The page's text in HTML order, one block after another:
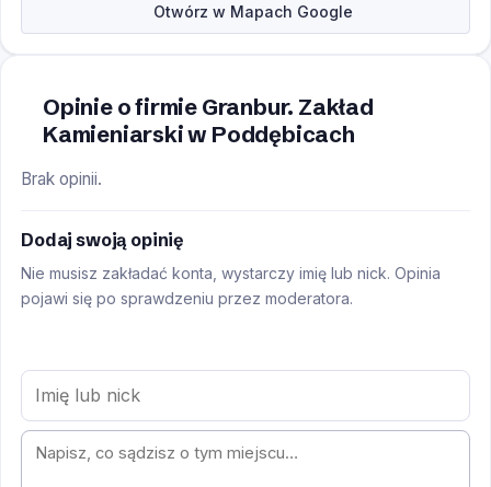
Otwórz w Mapach Google
Opinie o firmie Granbur. Zakład
Kamieniarski w Poddębicach
Brak opinii.
Dodaj swoją opinię
Nie musisz zakładać konta, wystarczy imię lub nick. Opinia
pojawi się po sprawdzeniu przez moderatora.